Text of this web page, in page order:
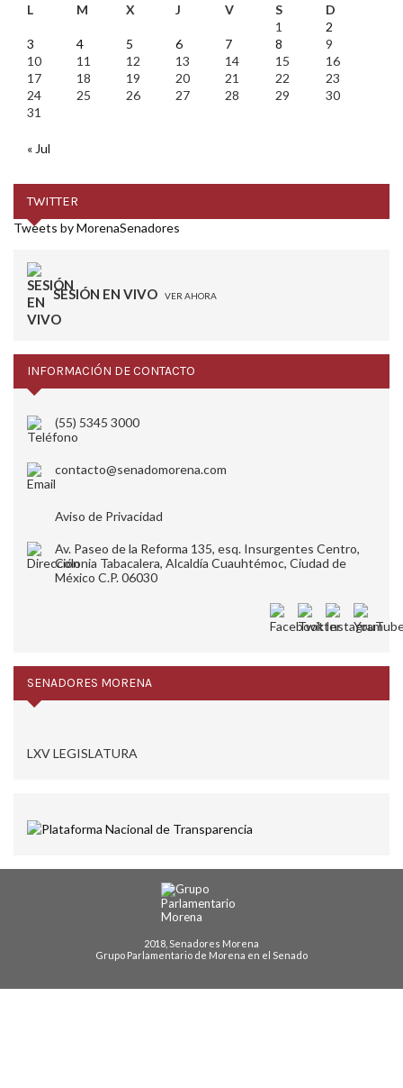
L
M X J V S
D
1
2
3
4 5 6 7 8
9
10
11 12 13 14 15
16
17
18 19 20 21 22
23
24
25 26 27 28 29
30
31
« Jul
TWITTER
Tweets by MorenaSenadores
SESIÓN EN VIVO VER AHORA
INFORMACIÓN DE CONTACTO
(55) 5345 3000
contacto@senadomorena.com
Aviso de Privacidad
Av. Paseo de la Reforma 135, esq. Insurgentes Centro,
Colonia Tabacalera, Alcaldía Cuauhtémoc, Ciudad de
México C.P. 06030
SENADORES MORENA
LXV LEGISLATURA
2018, Senadores Morena
Grupo Parlamentario de Morena en el Senado